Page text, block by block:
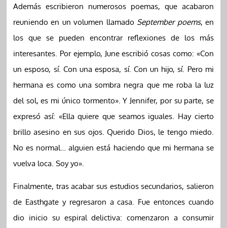
Además escribieron numerosos poemas, que acabaron
reuniendo en un volumen llamado September poems, en
los que se pueden encontrar reflexiones de los más
interesantes. Por ejemplo, June escribió cosas como: «Con
un esposo, sí. Con una esposa, sí. Con un hijo, sí. Pero mi
hermana es como una sombra negra que me roba la luz
del sol, es mi único tormento». Y Jennifer, por su parte, se
expresó así: «Ella quiere que seamos iguales. Hay cierto
brillo asesino en sus ojos. Querido Dios, le tengo miedo.
No es normal… alguien está haciendo que mi hermana se
vuelva loca. Soy yo».
Finalmente, tras acabar sus estudios secundarios, salieron
de Easthgate y regresaron a casa. Fue entonces cuando
dio inicio su espiral delictiva: comenzaron a consumir